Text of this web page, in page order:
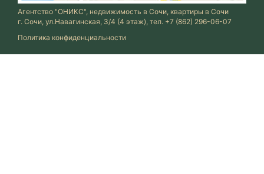
Агентство "ОНИКС", недвижимость в Сочи, квартиры в Сочи
г. Сочи, ул.Навагинская, 3/4 (4 этаж), тел. +7 (862) 296-06-07
Политика конфиденциальности